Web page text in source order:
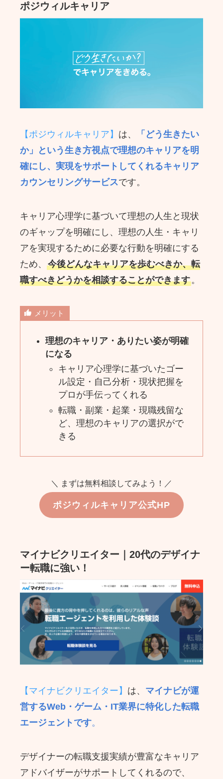
ポジウィルキャリア
【ポジウィルキャリア】 は、
「どう生きたい
か」という生き方視点で理想のキャリアを明
確にし、実現をサポートしてくれるキャリア
カウンセリングサービスです。
キャリア心理学に基づいて理想の人生と現状
のギャップを明確にし、理想の人生・キャリ
アを実現するために必要な行動を明確にする
ため、今後どんなキャリアを歩むべきか、転
職すべきどうかを相談することができます。
メリット
理想のキャリア・ありたい姿が明確
になる
キャリア心理学に基づいたゴー
ル設定・自己分析・現状把握を
プロが手伝ってくれる
転職・副業・起業・現職残留な
ど、理想のキャリアの選択がで
きる
＼ まずは無料相談してみよう！／
ポジウィルキャリア公式HP
マイナビクリエイター｜20代のデザイナ
ー転職に強い！
【マイナビクリエイター】 は、 マイナビが運
営するWeb・ゲーム・IT業界に特化した転職
エージェントです。
デザイナーの転職支援実績が豊富なキャリア
アドバイザーがサポートしてくれるので、